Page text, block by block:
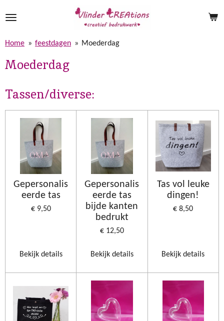
direct
de
hoofdinhoud
Home » feestdagen » Moederdag
Moederdag
Tassen/diverse:
Gepersonalis
eerde tas
€ 9,50
Bekijk details
Gepersonalis
eerde tas
bijde kanten
bedrukt
€ 12,50
Bekijk details
Tas vol leuke
dingen!
€ 8,50
Bekijk details